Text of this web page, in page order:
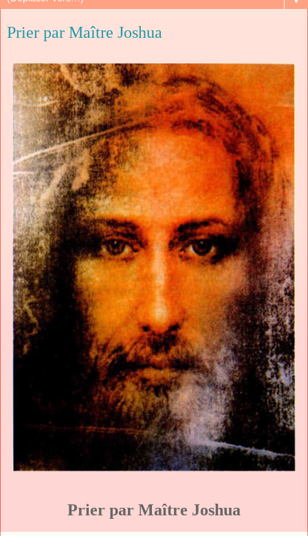
Prier par Maître Joshua
Prier par Maître Joshua